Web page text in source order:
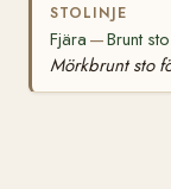
STOLINJE
Fjära —Brunt
Mörkbrunt sto